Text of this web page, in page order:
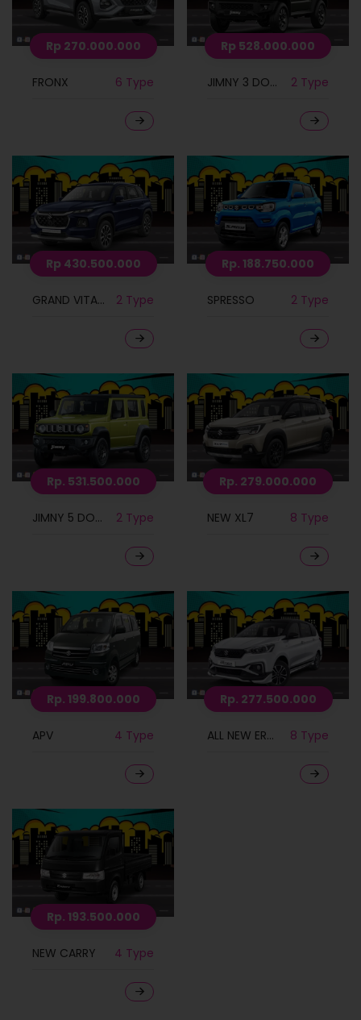
Rp 270.000.000
FRONX 6 Type
Rp 528.000.000
JIMNY 3 DOORS 2 Type
Rp 430.500.000
GRAND VITARA 2 Type
Rp. 188.750.000
SPRESSO 2 Type
Rp. 531.500.000
JIMNY 5 DOORS 2 Type
Rp. 279.000.000
NEW XL7 8 Type
Rp. 199.800.000
APV 4 Type
Rp. 277.500.000
ALL NEW ERTIGA 8 Type
Rp. 193.500.000
NEW CARRY 4 Type